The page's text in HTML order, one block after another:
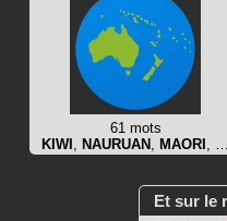
61 mots
KIWI , NAURUAN , MAORI , …
Et sur le